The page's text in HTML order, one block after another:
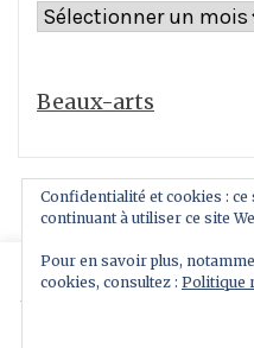
Archives
Beaux-arts
Copyright All rights reserved
This website uses
Confidentialité et cookies :
continuant à utiliser ce site
Pour en savoir plus,
cookies, consultez : Politique